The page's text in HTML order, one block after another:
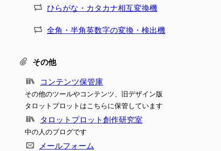
ひらがな・カタカナ相互変換機
全角・半角英数字の変換・検出機
その他
コンテンツ保管庫
その他のツールやコンテンツ、旧デザイン版
タロットプロットはこちらに保管しています
タロットプロット創作研究室
中の人のブログです
メールフォーム